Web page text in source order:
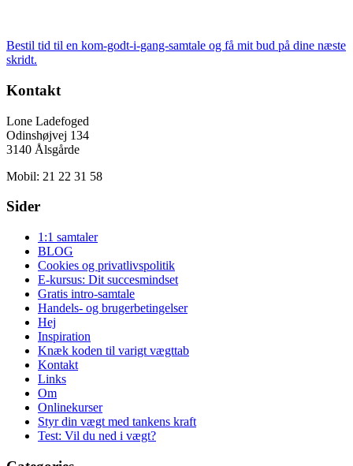
Bestil tid til en kom-godt-i-gang-samtale og få mit bud på dine næste
skridt.
Kontakt
Lone Ladefoged
Odinshøjvej 134
3140 Ålsgårde
Mobil: 21 22 31 58
Sider
1:1 samtaler
BLOG
Cookies og privatlivspolitik
E-kursus: Dit succesmindset
Gratis intro-samtale
Handels- og brugerbetingelser
Hej
Inspiration
Knæk koden til varigt vægttab
Kontakt
Links
Om
Onlinekurser
Styr din vægt med tankens kraft
Test: Vil du ned i vægt?